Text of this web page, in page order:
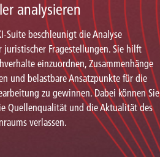
analysieren
Suite beschleunigt die Analyse
juristischer Fragestellungen. Sie hilft
einzuordnen, Zusammenhänge
und belastbare Ansatzpunkte für die
zu gewinnen. Dabei können Sie
Quellenqualität und die Aktualität des
verlassen.